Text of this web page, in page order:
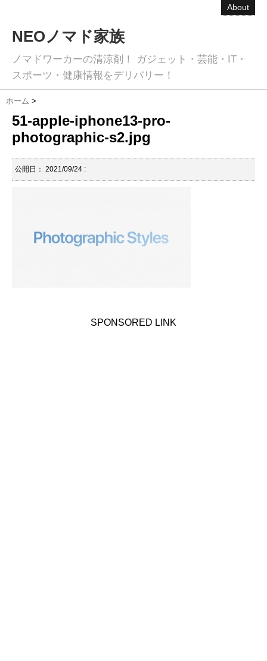
About
NEOノマド家族
ノマドワーカーの清涼剤！ ガジェット・芸能・IT・
スポーツ・健康情報をデリバリー！
ホーム >
51-apple-iphone13-pro-
photographic-s2.jpg
公開日： 2021/09/24 :
SPONSORED LINK